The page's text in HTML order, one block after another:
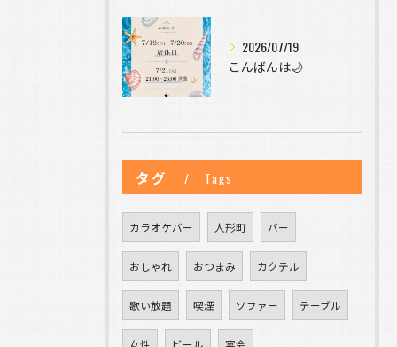
2026/07/19
こんばんは🌙
タグ Tags
カラオケバー 人形町 バー
おしゃれ おつまみ カクテル
歌い放題 喫煙 ソファー テーブル
女性 ビール 宴会